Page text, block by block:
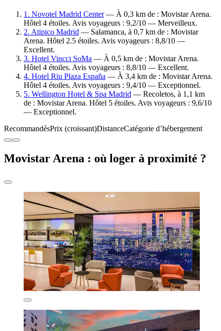
1. Novotel Madrid Center— À 0,3 km de : Movistar Arena.
Hôtel 4 étoiles. Avis voyageurs : 9,2/10 — Merveilleux.
2. Atipico Madrid — Salamanca, à 0,7 km de : Movistar
Arena. Hôtel 2.5 étoiles. Avis voyageurs : 8,8/10 —
Excellent.
3. Hotel Vincci SoMa — À 0,5 km de : Movistar Arena.
Hôtel 4 étoiles. Avis voyageurs : 8,8/10 — Excellent.
4. Hotel Riu Plaza España — À 3,4 km de : Movistar Arena.
Hôtel 4 étoiles. Avis voyageurs : 9,4/10 — Exceptionnel.
5. Wellington Hotel & Spa Madrid — Recoletos, à 1,1 km
de : Movistar Arena. Hôtel 5 étoiles. Avis voyageurs : 9,6/10
— Exceptionnel.
RecommandésPrix (croissant)DistanceCatégorie d’hébergement
Movistar Arena : où loger à proximité ?